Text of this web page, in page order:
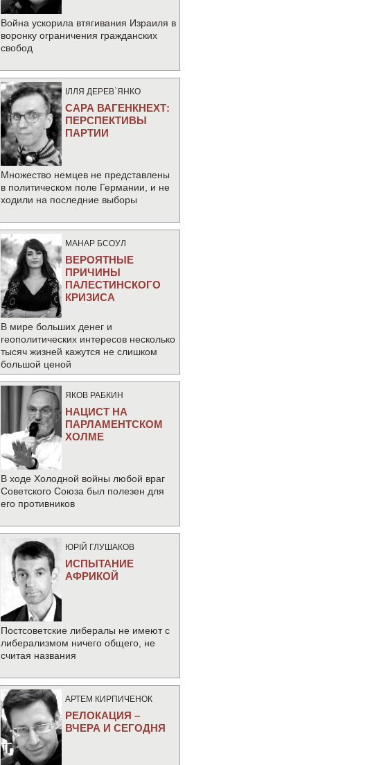
Война ускорила втягивания Израиля в
воронку ограничения гражданских
свобод
IЛЛЯ ДЕРЕВ`ЯНКО
САРА ВАГЕНКНЕХТ:
ПЕРСПЕКТИВЫ
ПАРТИИ
Множество немцев не представлены
в политическом поле Германии, и не
ходили на последние выборы
МАНАР БСОУЛ
ВЕРОЯТНЫЕ
ПРИЧИНЫ
ПАЛЕСТИНСКОГО
КРИЗИСА
В мире больших денег и
геополитических интересов несколько
тысяч жизней кажутся не слишком
большой ценой
ЯКОВ РАБКИН
НАЦИСТ НА
ПАРЛАМЕНТСКОМ
ХОЛМЕ
В ходе Холодной войны любой враг
Советского Союза был полезен для
его противников
ЮРIЙ ГЛУШАКОВ
ИСПЫТАНИЕ
АФРИКОЙ
Постсоветские либералы не имеют с
либерализмом ничего общего, не
считая названия
АРТЕМ КИРПИЧЕНОК
РЕЛОКАЦИЯ –
ВЧЕРА И СЕГОДНЯ